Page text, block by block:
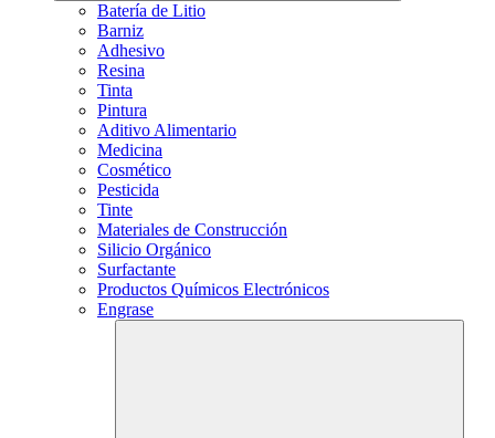
Batería de Litio
Barniz
Adhesivo
Resina
Tinta
Pintura
Aditivo Alimentario
Medicina
Cosmético
Pesticida
Tinte
Materiales de Construcción
Silicio Orgánico
Surfactante
Productos Químicos Electrónicos
Engrase